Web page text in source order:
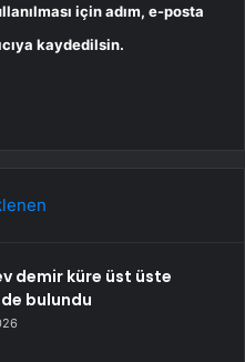
için adım, e-posta
kaydedilsin.
demir küre üst üste
bulundu